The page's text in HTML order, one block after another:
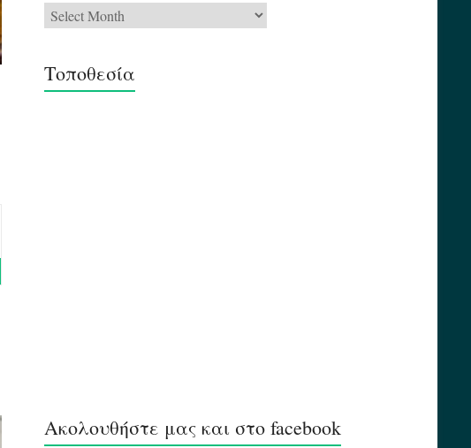
Αρχεία
Τοποθεσία
Ακολουθήστε μας και στο facebook